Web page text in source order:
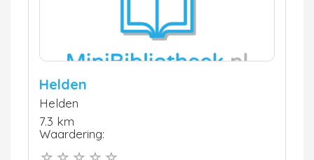
Helden
Helden
7.3 km
Waardering: